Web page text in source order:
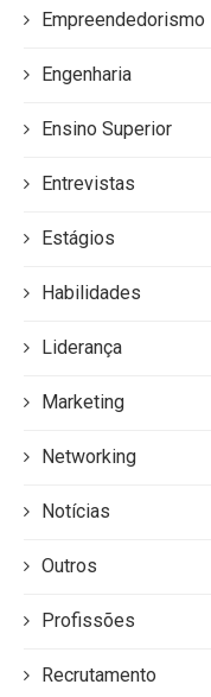
Empreendedorismo
Engenharia
Ensino Superior
Entrevistas
Estágios
Habilidades
Liderança
Marketing
Networking
Notícias
Outros
Profissões
Recrutamento